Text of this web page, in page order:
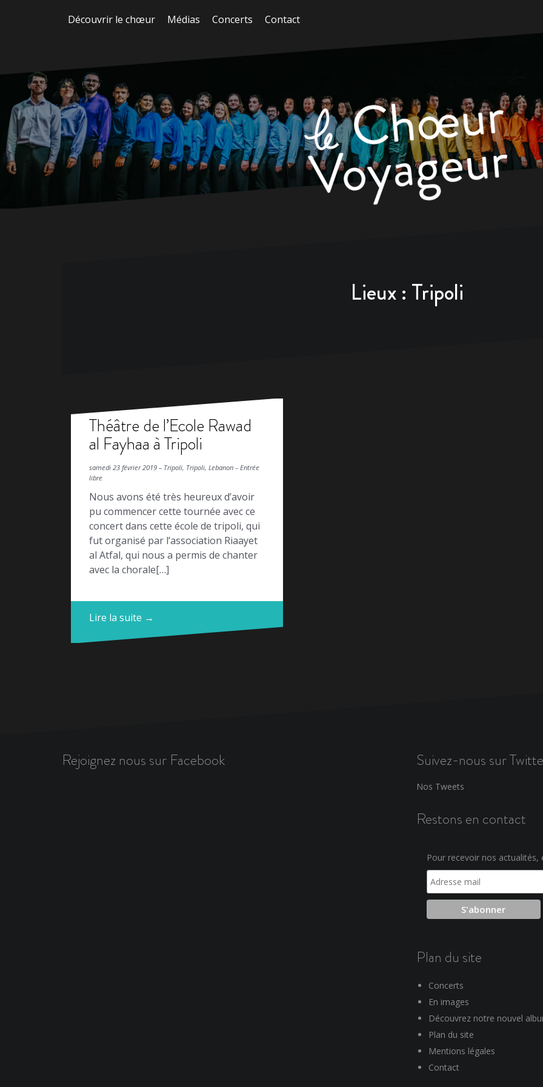
Découvrir le chœur Médias Concerts Contact
Lieux : Tripoli
Théâtre de l’Ecole Rawad
al Fayhaa à Tripoli
samedi 23 février 2019 – Tripoli, Tripoli, Lebanon – Entrée
libre
Nous avons été très heureux d’avoir
pu commencer cette tournée avec ce
concert dans cette école de tripoli, qui
fut organisé par l’association Riaayet
al Atfal, qui nous a permis de chanter
avec la chorale[…]
Lire la suite →
Rejoignez nous sur Facebook Suivez-nous sur
Nos Tweets
Restons en contact
Pour recevoir nos
Plan du site
Concerts
En images
Découvrez notre nouvel
Plan du site
Mentions légales
Contact